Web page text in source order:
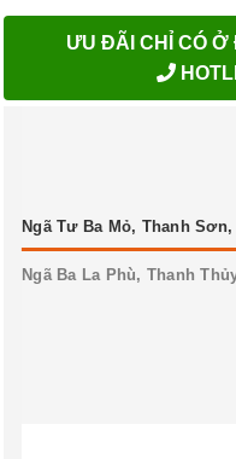
ƯU ĐÃI CHỈ CÓ
Ngã Tư Ba Mỏ, Thanh
Ngã Ba La Phù, Thanh